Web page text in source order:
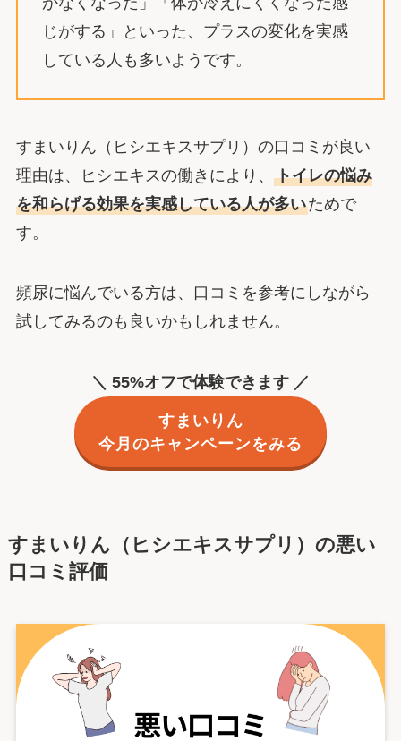
じがする」といった、プラスの変化を実感
している人も多いようです。
すまいりん（ヒシエキスサプリ）の口コミが良い
理由は、ヒシエキスの働きにより、 トイレの悩み
を和らげる効果を実感している人が多いためで
す。
頻尿に悩んでいる方は、口コミを参考にしながら
試してみるのも良いかもしれません。
＼ 55%オフで体験できます ／
すまいりん
今月のキャンペーンをみる
すまいりん（ヒシエキスサプリ）の悪い
口コミ評価